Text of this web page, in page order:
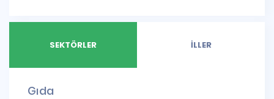
SEKTÖRLER İLLER
Gıda